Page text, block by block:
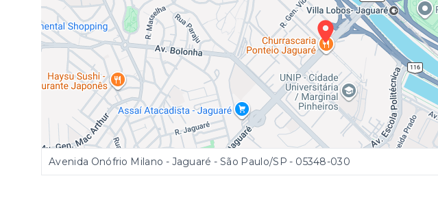
Avenida Onófrio Milano - Jaguaré - São Paulo/SP - 05348-030